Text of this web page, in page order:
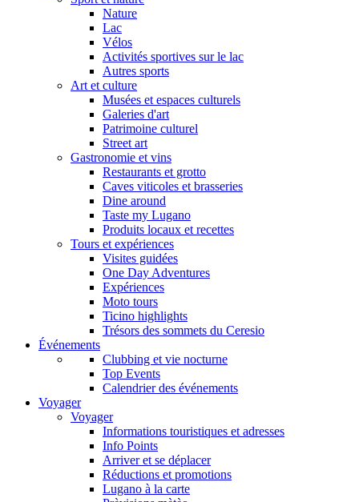
Nature
Lac
Vélos
Activités sportives sur le lac
Autres sports
Art et culture
Musées et espaces culturels
Galeries d'art
Patrimoine culturel
Street art
Gastronomie et vins
Restaurants et grotto
Caves viticoles et brasseries
Dine around
Taste my Lugano
Produits locaux et recettes
Tours et expériences
Visites guidées
One Day Adventures
Expériences
Moto tours
Ticino highlights
Trésors des sommets du Ceresio
Événements
Clubbing et vie nocturne
Top Events
Calendrier des événements
Voyager
Voyager
Informations touristiques et adresses
Info Points
Arriver et se déplacer
Réductions et promotions
Lugano à la carte